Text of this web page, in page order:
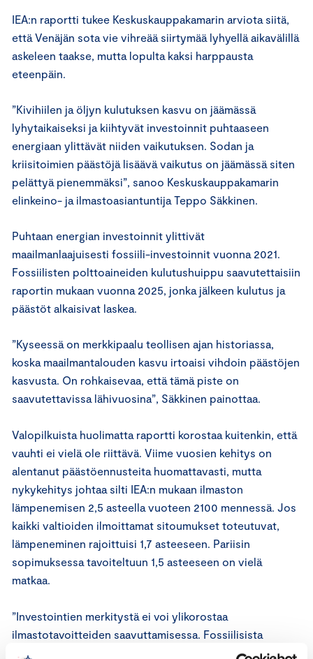
IEA:n raportti tukee Keskuskauppakamarin arviota siitä,
että Venäjän sota vie vihreää siirtymää lyhyellä aikavälillä
askeleen taakse, mutta lopulta kaksi harppausta
eteenpäin.
”Kivihiilen ja öljyn kulutuksen kasvu on jäämässä
lyhytaikaiseksi ja kiihtyvät investoinnit puhtaaseen
energiaan ylittävät niiden vaikutuksen. Sodan ja
kriisitoimien päästöjä lisäävä vaikutus on jäämässä siten
pelättyä pienemmäksi”, sanoo Keskuskauppakamarin
elinkeino- ja ilmastoasiantuntija Teppo Säkkinen.
Puhtaan energian investoinnit ylittivät
maailmanlaajuisesti fossiili-investoinnit vuonna 2021.
Fossiilisten polttoaineiden kulutushuippu saavutettaisiin
raportin mukaan vuonna 2025, jonka jälkeen kulutus ja
päästöt alkaisivat laskea.
”Kyseessä on merkkipaalu teollisen ajan historiassa,
koska maailmantalouden kasvu irtoaisi vihdoin päästöjen
kasvusta. On rohkaisevaa, että tämä piste on
saavutettavissa lähivuosina”, Säkkinen painottaa.
Valopilkuista huolimatta raportti korostaa kuitenkin, että
vauhti ei vielä ole riittävä. Viime vuosien kehitys on
alentanut päästöennusteita huomattavasti, mutta
nykykehitys johtaa silti IEA:n mukaan ilmaston
lämpenemisen 2,5 asteella vuoteen 2100 mennessä. Jos
kaikki valtioiden ilmoittamat sitoumukset toteutuvat,
lämpeneminen rajoittuisi 1,7 asteeseen. Pariisin
sopimuksessa tavoiteltuun 1,5 asteeseen on vielä
matkaa.
”Investointien merkitystä ei voi ylikorostaa
ilmastotavoitteiden saavuttamisessa. Fossiilisista
irtautuminen vaatii massiivisia ja nopeita investointeja